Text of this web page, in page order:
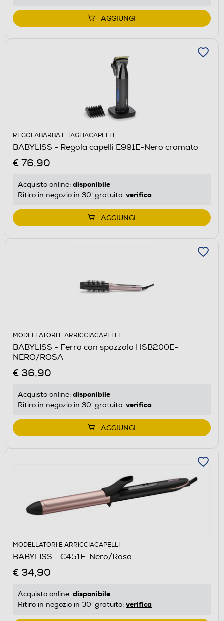
AGGIUNGI
REGOLABARBA E TAGLIACAPELLI
BABYLISS - Regola capelli E991E-Nero cromato
€ 76,90
Acquisto online: disponibile
Ritiro in negozio in 30' gratuito: verifica
AGGIUNGI
MODELLATORI E ARRICCIACAPELLI
BABYLISS - Ferro con spazzola HSB200E-
NERO/ROSA
€ 36,90
Acquisto online: disponibile
Ritiro in negozio in 30' gratuito: verifica
AGGIUNGI
MODELLATORI E ARRICCIACAPELLI
BABYLISS - C451E-Nero/Rosa
€ 34,90
Acquisto online: disponibile
Ritiro in negozio in 30' gratuito: verifica